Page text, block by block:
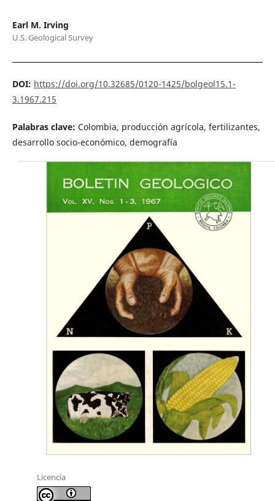
Earl M. Irving
U.S. Geological Survey
DOI: https://doi.org/10.32685/0120-1425/bolgeol15.1-
3.1967.215
Palabras clave: Colombia, producción agrícola, fertilizantes,
desarrollo socio-económico, demografía
Licencia